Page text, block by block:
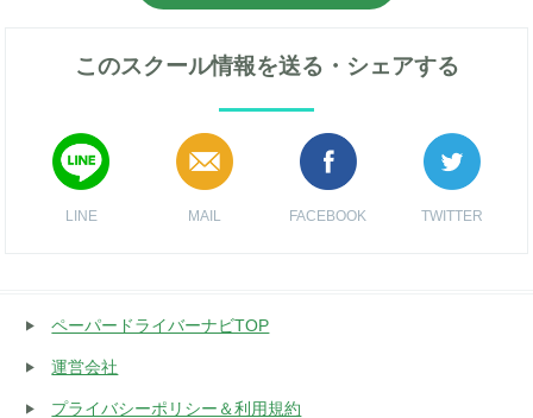
このスクール情報を送る・シェアする
LINE MAIL FACEBOOK TWITTER
ペーパードライバーナビTOP
運営会社
プライバシーポリシー＆利用規約